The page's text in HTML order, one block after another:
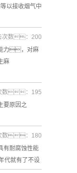
以接收烟气中
力，对麻
麻
次数：200
要原因之
数：195
耐腐蚀性能
就有了不设
数：180